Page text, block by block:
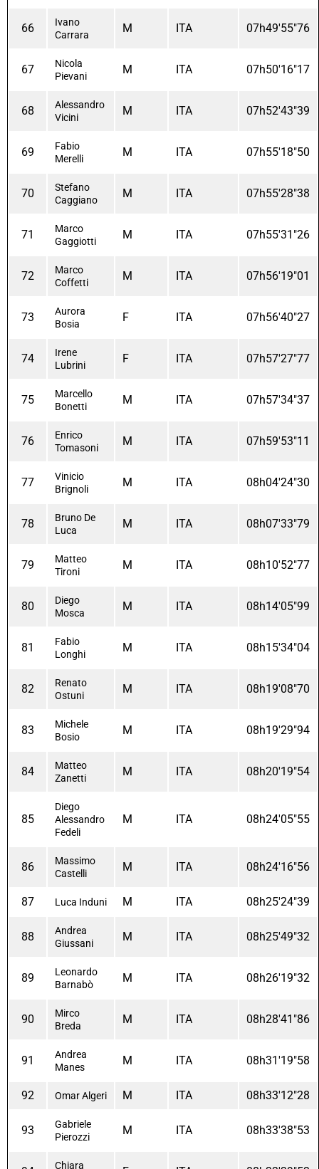
66
Ivano
Carrara
M ITA 07h49'55"76
67
Nicola
Pievani
M ITA 07h50'16"17
68
Alessandro
Vicini
M ITA 07h52'43"39
69
Fabio
Merelli
M ITA 07h55'18"50
70
Stefano
Caggiano
M ITA 07h55'28"38
71
Marco
Gaggiotti
M ITA 07h55'31"26
72
Marco
Coffetti
M ITA 07h56'19"01
73
Aurora
Bosia
F ITA 07h56'40"27
74
Irene
Lubrini
F ITA 07h57'27"77
75
Marcello
Bonetti
M ITA 07h57'34"37
76
Enrico
Tomasoni
M ITA 07h59'53"11
77
Vinicio
Brignoli
M ITA 08h04'24"30
78
Bruno De
Luca
M ITA 08h07'33"79
79
Matteo
Tironi
M ITA 08h10'52"77
80
Diego
Mosca
M ITA 08h14'05"99
81
Fabio
Longhi
M ITA 08h15'34"04
82
Renato
Ostuni
M ITA 08h19'08"70
83
Michele
Bosio
M ITA 08h19'29"94
84
Matteo
Zanetti
M ITA 08h20'19"54
85
Diego
Alessandro
Fedeli
M ITA 08h24'05"55
86
Massimo
Castelli
M ITA 08h24'16"56
87 Luca Induni M ITA 08h25'24"39
88
Andrea
Giussani
M ITA 08h25'49"32
89
Leonardo
Barnabò
M ITA 08h26'19"32
90
Mirco
Breda
M ITA 08h28'41"86
91
Andrea
Manes
M ITA 08h31'19"58
92 Omar Algeri M ITA 08h33'12"28
93
Gabriele
Pierozzi
M ITA 08h33'38"53
Chiara